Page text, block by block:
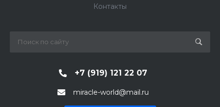
Контакты
+7 (919) 121 22 07
miracle-world@mail.ru